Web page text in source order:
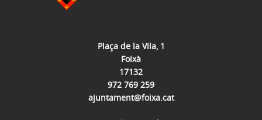
Plaça de la Vila, 1
Foixà
17132
972 769 259
ajuntament@foixa.cat